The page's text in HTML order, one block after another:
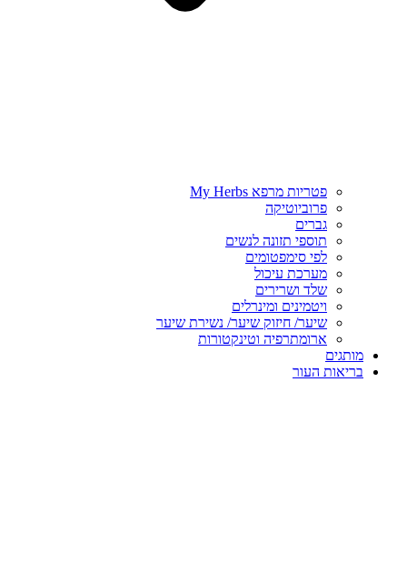
פטריות מרפא My Herbs
פרוביוטיקה
גברים
תוספי תזונה לנשים
לפי סימפטומים
מערכת עיכול
שלד ושרירים
ויטמינים ומינרלים
שיער/ חיזוק שיער/ נשירת שיער
ארומתרפיה וטינקטורות
מותגים
בריאות העור